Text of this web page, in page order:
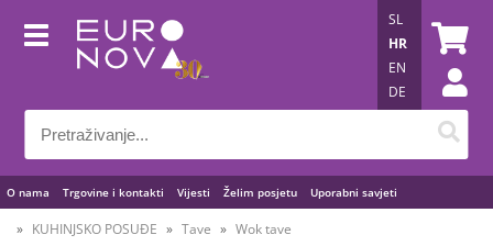
O nama Trgovine i kontakti Vijesti Želim posjetu Uporabni savjeti
SL
HR
EN
DE
KUHINJSKO POSUĐE Tave Wok tave